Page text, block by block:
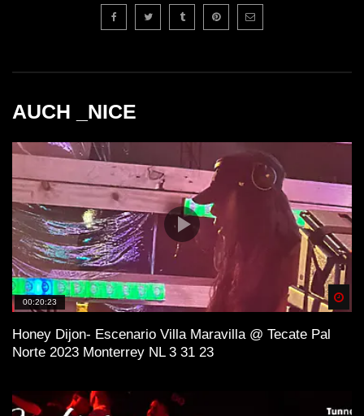
AUCH _NICE
00:20:23
Honey Dijon- Escenario Villa Maravilla @ Tecate Pal
Norte 2023 Monterrey NL 3 31 23